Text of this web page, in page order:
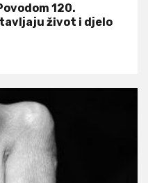
120.
život i djelo